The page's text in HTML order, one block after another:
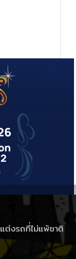
ต่งรถที่ไม่แพ้ชาติ